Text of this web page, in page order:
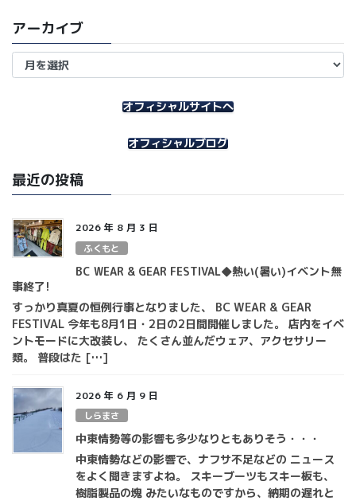
アーカイブ
ア
オフィシャルサイトへ
オフィシャルブログ
最近の投稿
2026 年 8 月 3 日
ふくもと
BC WEAR & GEAR FESTIVAL◆熱い(暑い)イベント無
事終了!
すっかり真夏の恒例行事となりました、 BC WEAR & GEAR
FESTIVAL 今年も8月1日・2日の2日間開催しました。 店内をイベ
ントモードに大改装し、 たくさん並んだウェア、アクセサリー
類。 普段はた […]
2026 年 6 月 9 日
しらまさ
中東情勢等の影響も多少なりともありそう・・・
中東情勢などの影響で、ナフサ不足などの ニュース
をよく聞きますよね。 スキーブーツもスキー板も、
樹脂製品の塊 みたいなものですから、納期の遅れと